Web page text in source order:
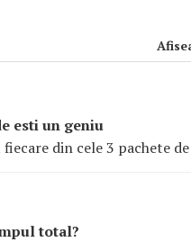
esti un geniu
din cele 3 pachete
total?